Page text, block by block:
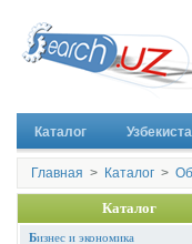
Каталог
Главная > Каталог >
Каталог
Бизнес и экономика